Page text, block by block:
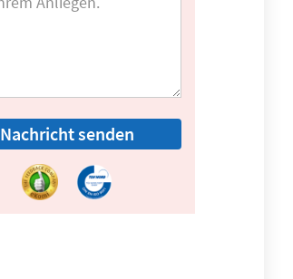
Nachricht senden